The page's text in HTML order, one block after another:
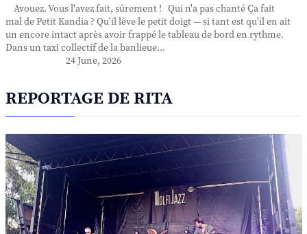
Avouez. Vous l'avez fait, sûrement ! Qui n'a pas chanté Ça fait
mal de Petit Kandia ? Qu'il lève le petit doigt — si tant est qu'il en ait
un encore intact après avoir frappé le tableau de bord en rythme.
Dans un taxi collectif de la banlieue...
24 June, 2026
REPORTAGE DE RITA